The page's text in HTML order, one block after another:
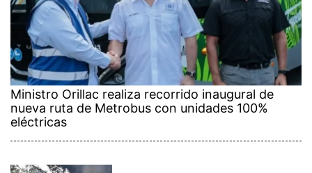
Ministro Orillac realiza recorrido inaugural de
nueva ruta de Metrobus con unidades 100%
eléctricas